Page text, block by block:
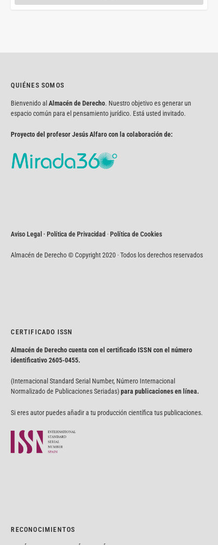
QUIÉNES SOMOS
Bienvenido alAlmacén de Derecho. Nuestro objetivo es generar un
espacio común para el pensamiento jurídico. Está usted invitado.
Proyecto del profesor Jesús Alfaro con la colaboración de:
Aviso Legal · Política de Privacidad ·Política de Cookies
Almacén de Derecho © Copyright 2020 · Todos los derechos reservados
CERTIFICADO ISSN
Almacén de Derecho cuenta con el certificado ISSN con el número
identificativo2605-0455.
(Internacional Standard Serial Number, Número Internacional
Normalizado de Publicaciones Seriadas)para publicaciones en línea.
Si eres autor puedes añadir a tu producción científica tus publicaciones.
RECONOCIMIENTOS